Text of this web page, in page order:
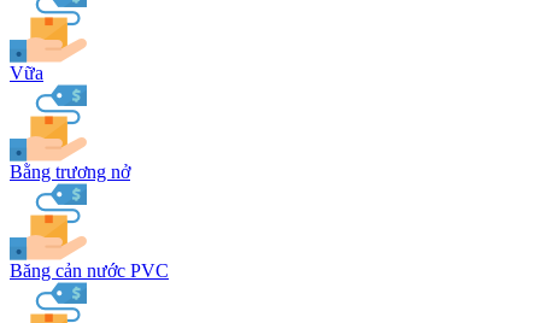
Vữa
Bằng trương nở
Băng cản nước PVC